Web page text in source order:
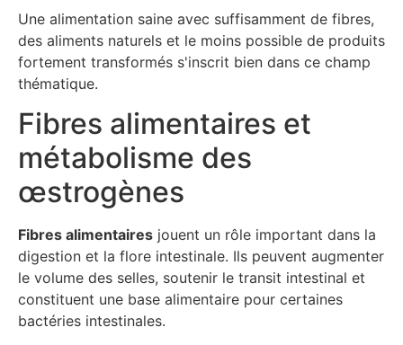
Une alimentation saine avec suffisamment de fibres,
des aliments naturels et le moins possible de produits
fortement transformés s'inscrit bien dans ce champ
thématique.
Fibres alimentaires et
métabolisme des
œstrogènes
Fibres alimentaires jouent un rôle important dans la
digestion et la flore intestinale. Ils peuvent augmenter
le volume des selles, soutenir le transit intestinal et
constituent une base alimentaire pour certaines
bactéries intestinales.